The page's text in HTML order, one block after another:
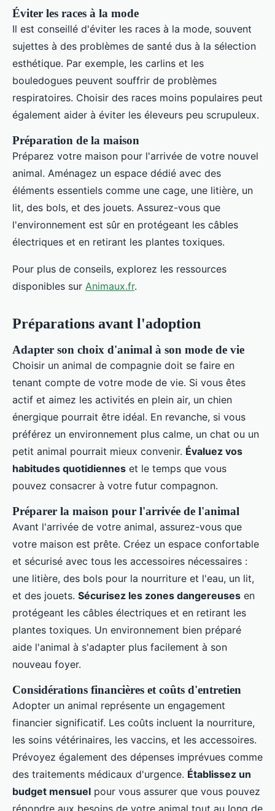
Éviter les races à la mode
Il est conseillé d'éviter les races à la mode, souvent
sujettes à des problèmes de santé dus à la sélection
esthétique. Par exemple, les carlins et les
bouledogues peuvent souffrir de problèmes
respiratoires. Choisir des races moins populaires peut
également aider à éviter les éleveurs peu scrupuleux.
Préparation de la maison
Préparez votre maison pour l'arrivée de votre nouvel
animal. Aménagez un espace dédié avec des
éléments essentiels comme une cage, une litière, un
lit, des bols, et des jouets. Assurez-vous que
l'environnement est sûr en protégeant les câbles
électriques et en retirant les plantes toxiques.
Pour plus de conseils, explorez les ressources
disponibles sur Animaux.fr.
Préparations avant l'adoption
Adapter son choix d'animal à son mode de vie
Choisir un animal de compagnie doit se faire en
tenant compte de votre mode de vie. Si vous êtes
actif et aimez les activités en plein air, un chien
énergique pourrait être idéal. En revanche, si vous
préférez un environnement plus calme, un chat ou un
petit animal pourrait mieux convenir. Évaluez vos
habitudes quotidiennes et le temps que vous
pouvez consacrer à votre futur compagnon.
Préparer la maison pour l'arrivée de l'animal
Avant l'arrivée de votre animal, assurez-vous que
votre maison est prête. Créez un espace confortable
et sécurisé avec tous les accessoires nécessaires :
une litière, des bols pour la nourriture et l'eau, un lit,
et des jouets. Sécurisez les zones dangereuses en
protégeant les câbles électriques et en retirant les
plantes toxiques. Un environnement bien préparé
aide l'animal à s'adapter plus facilement à son
nouveau foyer.
Considérations financières et coûts d'entretien
Adopter un animal représente un engagement
financier significatif. Les coûts incluent la nourriture,
les soins vétérinaires, les vaccins, et les accessoires.
Prévoyez également des dépenses imprévues comme
des traitements médicaux d'urgence. Établissez un
budget mensuel pour vous assurer que vous pouvez